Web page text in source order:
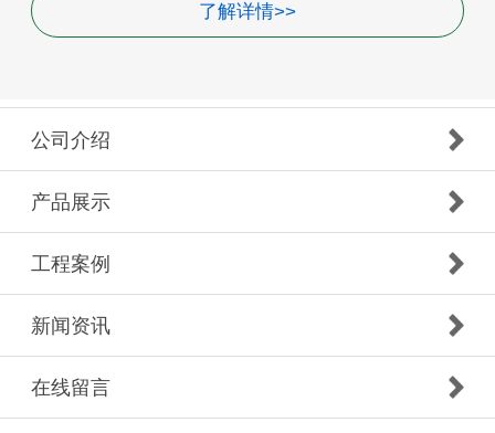
了解详情>>
公司介绍
产品展示
工程案例
新闻资讯
在线留言